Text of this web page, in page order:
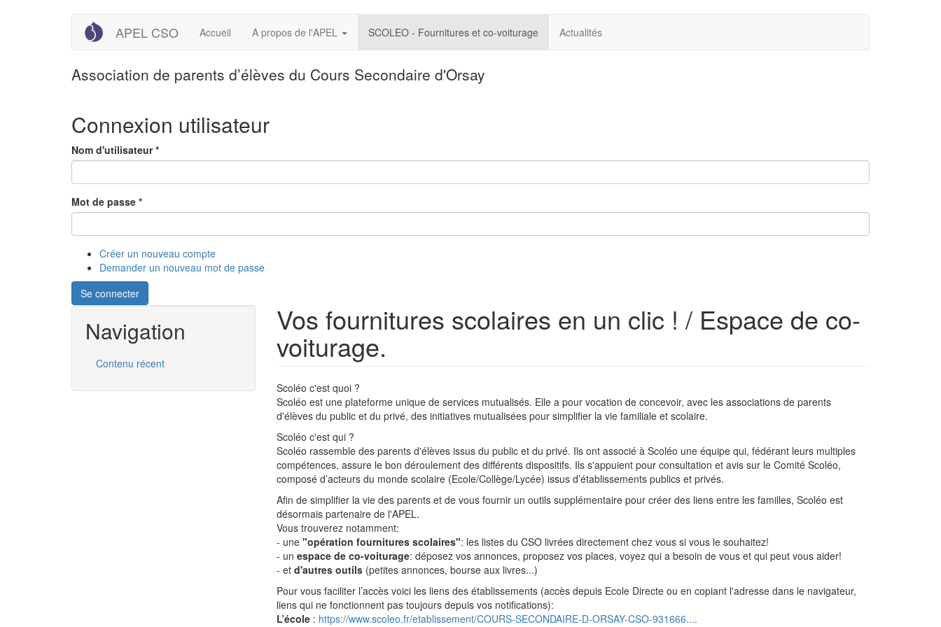
APEL CSO Accueil A propos de l'APEL SCOLEO - Fournitures et co-voiturage Actualités
Association de parents d’élèves du Cours Secondaire d'Orsay
Connexion utilisateur
Nom d'utilisateur*
Mot de passe *
Créer un nouveau compte
Demander un nouveau mot de passe
Se connecter
Navigation
Contenu récent
Vos fournitures scolaires en un clic ! / Espace de co-
voiturage.
Scoléo c'est quoi ?
Scoléo est une plateforme unique de services mutualisés. Elle a pour vocation de concevoir, avec les associations de parents
d'élèves du public et du privé, des initiatives mutualisées pour simplifier la vie familiale et scolaire.
Scoléo c'est qui ?
Scoléo rassemble des parents d'élèves issus du public et du privé. Ils ont associé à Scoléo une équipe qui, fédérant leurs multiples
compétences, assure le bon déroulement des différents dispositifs. Ils s'appuient pour consultation et avis sur le Comité Scoléo,
composé d’acteurs du monde scolaire (Ecole/Collège/Lycée) issus d’établissements publics et privés.
Afin de simplifier la vie des parents et de vous fournir un outils supplémentaire pour créer des liens entre les familles, Scoléo est
désormais partenaire de l'APEL.
Vous trouverez notamment:
- une "opération fournitures scolaires": les listes du CSO livrées directement chez vous si vous le souhaitez!
- un espace de co-voiturage: déposez vos annonces, proposez vos places, voyez qui a besoin de vous et qui peut vous aider!
- et d'autres outils(petites annonces, bourse aux livres...)
Pour vous faciliter l’accès voici les liens des établissements (accès depuis Ecole Directe ou en copiant l'adresse dans le navigateur,
liens qui ne fonctionnent pas toujours depuis vos notifications):
L’école: https://www.scoleo.fr/etablissement/COURS-SECONDAIRE-D-ORSAY-CSO-931666....